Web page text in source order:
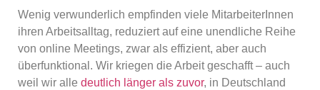
Wenig verwunderlich empfinden viele MitarbeiterInnen
ihren Arbeitsalltag, reduziert auf eine unendliche Reihe
von online Meetings, zwar als effizient, aber auch
überfunktional. Wir kriegen die Arbeit geschafft – auch
weil wir alle deutlich länger als zuvor, in Deutschland